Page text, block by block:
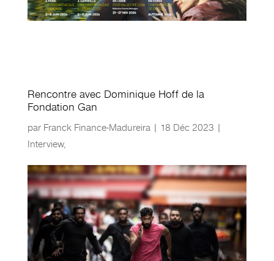
Rencontre avec Dominique Hoff de la
Fondation Gan
par Franck Finance-Madureira| 18 Déc 2023 |
Interview,